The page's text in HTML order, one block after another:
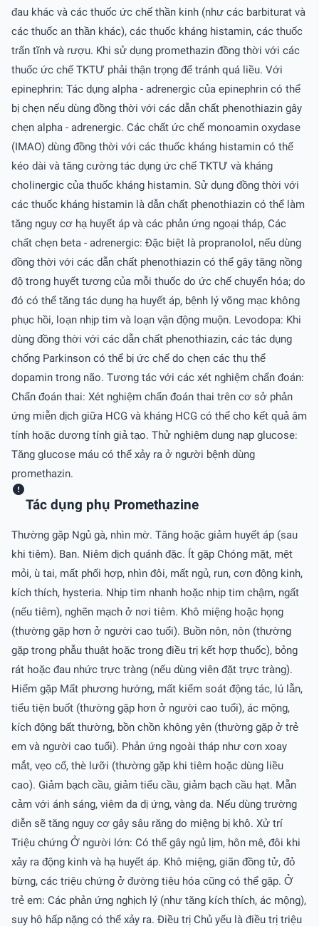
đau khác và các thuốc ức chế thần kinh (như các barbiturat và
các thuốc an thần khác), các thuốc kháng histamin, các thuốc
trấn tĩnh và rượu. Khi sử dụng promethazin đồng thời với các
thuốc ức chế TKTƯ phải thận trọng để tránh quá liều. Với
epinephrin: Tác dụng alpha - adrenergic của epinephrin có thể
bị chẹn nếu dùng đồng thời với các dẫn chất phenothiazin gây
chẹn alpha - adrenergic. Các chất ức chế monoamin oxydase
(IMAO) dùng đồng thời với các thuốc kháng histamin có thể
kéo dài và tăng cường tác dụng ức chế TKTƯ và kháng
cholinergic của thuốc kháng histamin. Sử dụng đồng thời với
các thuốc kháng histamin là dẫn chất phenothiazin có thể làm
tăng nguy cơ hạ huyết áp và các phản ứng ngoại tháp, Các
chất chẹn beta - adrenergic: Ðặc biệt là propranolol, nếu dùng
đồng thời với các dẫn chất phenothiazin có thể gây tăng nồng
độ trong huyết tương của mỗi thuốc do ức chế chuyển hóa; do
đó có thể tăng tác dụng hạ huyết áp, bệnh lý võng mạc không
phục hồi, loạn nhịp tim và loạn vận động muộn. Levodopa: Khi
dùng đồng thời với các dẫn chất phenothiazin, các tác dụng
chống Parkinson có thể bị ức chế do chẹn các thụ thể
dopamin trong não. Tương tác với các xét nghiệm chẩn đoán:
Chẩn đoán thai: Xét nghiệm chẩn đoán thai trên cơ sở phản
ứng miễn dịch giữa HCG và kháng HCG có thể cho kết quả âm
tính hoặc dương tính giả tạo. Thử nghiệm dung nạp glucose:
Tăng glucose máu có thể xảy ra ở người bệnh dùng
promethazin.
Tác dụng phụ Promethazine
Thường gặp Ngủ gà, nhìn mờ. Tăng hoặc giảm huyết áp (sau
khi tiêm). Ban. Niêm dịch quánh đặc. Ít gặp Chóng mặt, mệt
mỏi, ù tai, mất phối hợp, nhìn đôi, mất ngủ, run, cơn động kinh,
kích thích, hysteria. Nhịp tim nhanh hoặc nhịp tim chậm, ngất
(nếu tiêm), nghẽn mạch ở nơi tiêm. Khô miệng hoặc họng
(thường gặp hơn ở người cao tuổi). Buồn nôn, nôn (thường
gặp trong phẫu thuật hoặc trong điều trị kết hợp thuốc), bỏng
rát hoặc đau nhức trực tràng (nếu dùng viên đặt trực tràng).
Hiếm gặp Mất phương hướng, mất kiểm soát động tác, lú lẫn,
tiểu tiện buốt (thường gặp hơn ở người cao tuổi), ác mộng,
kích động bất thường, bồn chồn không yên (thường gặp ở trẻ
em và người cao tuổi). Phản ứng ngoài tháp như cơn xoay
mắt, vẹo cổ, thè lưỡi (thường gặp khi tiêm hoặc dùng liều
cao). Giảm bạch cầu, giảm tiểu cầu, giảm bạch cầu hạt. Mẫn
cảm với ánh sáng, viêm da dị ứng, vàng da. Nếu dùng trường
diễn sẽ tăng nguy cơ gây sâu răng do miệng bị khô. Xử trí
Triệu chứng Ở người lớn: Có thể gây ngủ lịm, hôn mê, đôi khi
xảy ra động kinh và hạ huyết áp. Khô miệng, giãn đồng tử, đỏ
bừng, các triệu chứng ở đường tiêu hóa cũng có thể gặp. Ở
trẻ em: Các phản ứng nghịch lý (như tăng kích thích, ác mộng),
suy hô hấp nặng có thể xảy ra. Ðiều trị Chủ yếu là điều trị triệu